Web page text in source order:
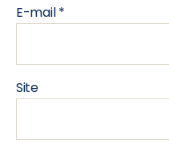
E-mail*
Site